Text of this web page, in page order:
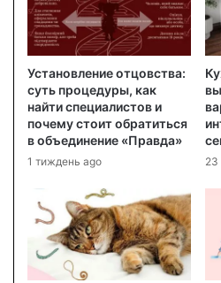
Установление отцовства:
суть процедуры, как
найти специалистов и
почему стоит обратиться
в объединение «Правда»
1 тиждень ago 23